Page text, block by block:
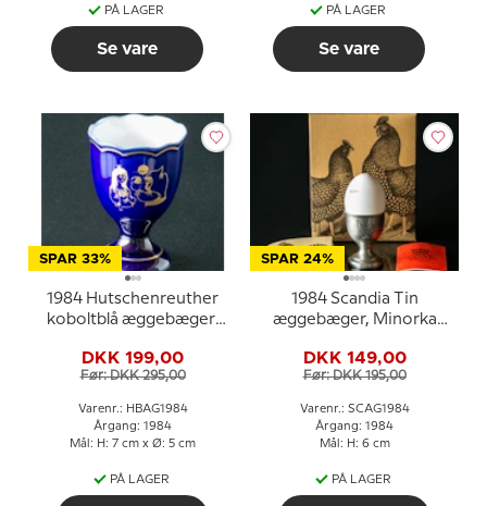
PÅ LAGER
Se vare
PÅ LAGER
Se vare
SPAR 33%
1984 Hutschenreuther
koboltblå æggebæger,
DKK 199,00
Før: DKK 295,00
Varenr.: HBAG1984
Årgang: 1984
Mål: H: 7 cm x Ø: 5 cm
PÅ LAGER
SPAR 24%
1984 Scandia Tin
æggebæger, Minorka
DKK 149,00
Før: DKK 195,00
Varenr.: SCAG1984
Årgang: 1984
Mål: H: 6 cm
PÅ LAGER